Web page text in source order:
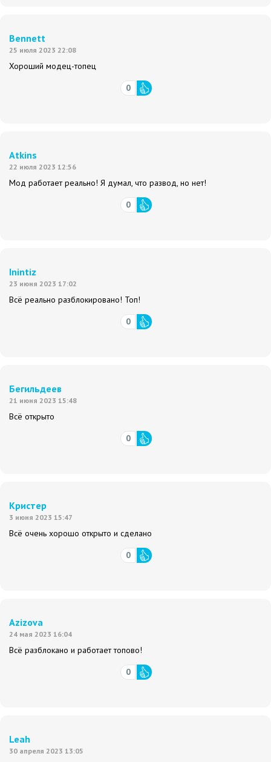
Bennett
25 июля 2023 22:08
Хороший модец-топец
0
Atkins
22 июля 2023 12:56
Мод работает реально! Я думал, что развод, но нет!
0
Inintiz
23 июня 2023 17:02
Всё реально разблокировано! Топ!
0
Бегильдеев
21 июня 2023 15:48
Всё открыто
0
Кристер
3 июня 2023 15:47
Всё очень хорошо открыто и сделано
0
Azizova
24 мая 2023 16:04
Всё разблокано и работает топово!
0
Leah
30 апреля 2023 13:05